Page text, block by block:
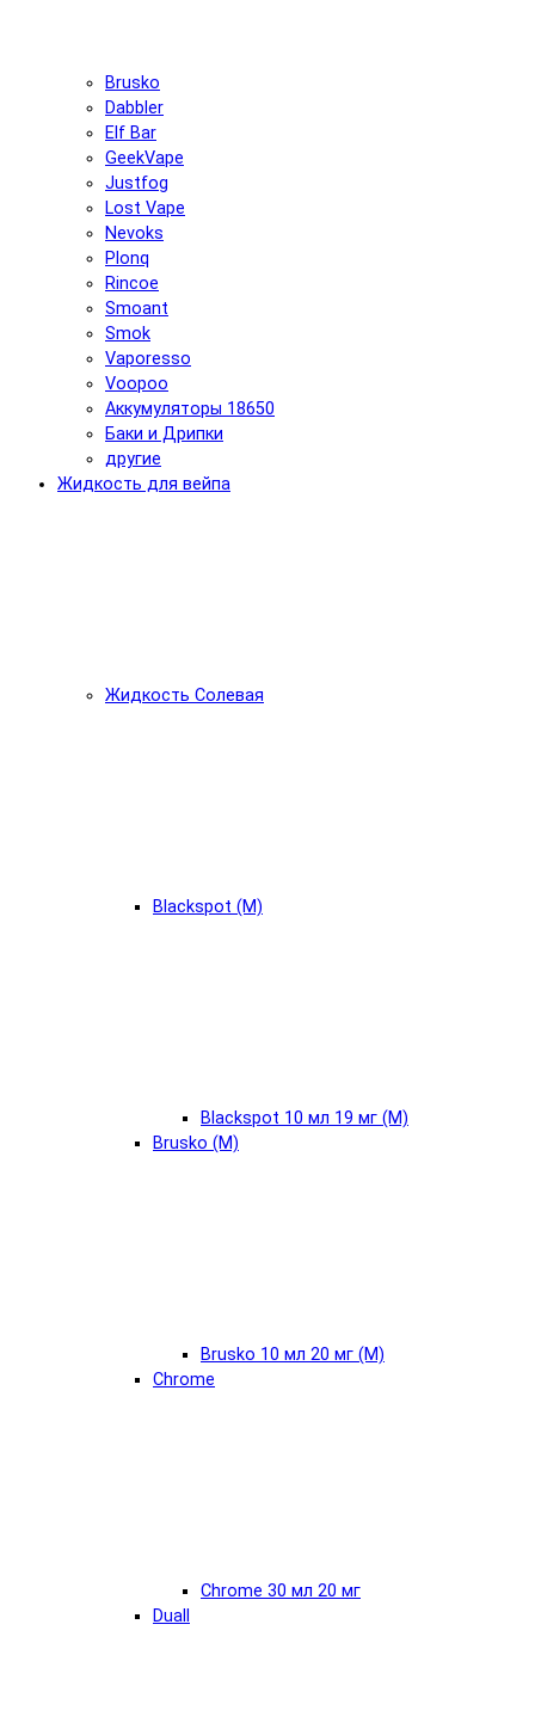
Brusko
Dabbler
Elf Bar
GeekVape
Justfog
Lost Vape
Nevoks
Plonq
Rincoe
Smoant
Smok
Vaporesso
Voopoo
Аккумуляторы 18650
Баки и Дрипки
другие
Жидкость для вейпа
Жидкость Солевая
Blackspot (М)
Blackspot 10 мл 19 мг (М)
Brusko (М)
Brusko 10 мл 20 мг (М)
Chrome
Chrome 30 мл 20 мг
Duall